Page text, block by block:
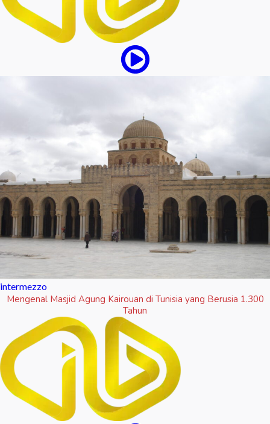
intermezzo
Mengenal Masjid Agung Kairouan di Tunisia yang Berusia 1.300
Tahun